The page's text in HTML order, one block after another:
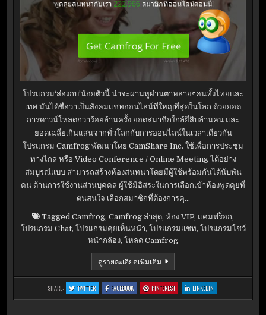
โปรแกรม‘ส่องกบ’น้อยตัวนี้ น่าจะผ่านหูผ่านตาหลายๆคนทั้งไทยและ
เทศ มันได้ชื่อว่าเป็นสังคมแชทออนไลน์ที่ใหญ่ที่สุดในโลก ด้วยยอด
การดาวน์โหลดกว่าร้อยล้านครั้ง ยอดสมาชิกใกล้ยี่สิบล้านคน และ
ยอดเฉลี่ยเกินแสนจากทั่วโลกกับการออนไลน์ในเวลาเดียวกัน
โปรแกรม Camfrog พัฒนาโดย CamShare Inc. ใช้เพื่อการประชุม
ทางไกล หรือ Video Conference / Online Meeting ได้อย่าง
สมบูรณ์แบบ สามารถสร้างห้องสนทนาโดยมีผู้ใช้พร้อมกันได้นับพัน
คน ด้านการใช้งานส่วนบุคคล ผู้ใช้มีอิสระในการเลือกเข้าห้องพูดคุยที่
ตนสนใจ เลือกสมาชิกที่ต้องการคุ…
Tagged Camfrog, Camfrog ล่าสุด, ห้อง VIP, แคมฟร็อก,
โปรแกรม Chat, โปรแกรมคุยเห็นหน้า, โปรแกรมแชท, โปรแกรมโชว์
หน้ากล้อง, โหลด Camfrog
ดูรายละเอียดเพิ่มเติม CAMFROG
VIDEO
CHAT
6.10.454
SHARE: TWITTER:
CAMFROG
VIDEO
FACEBOOK:
CAMFROG
VIDEO
PINTEREST:
CAMFROG
VIDEO
LINKEDIN:
CAMFROG
VIDEO